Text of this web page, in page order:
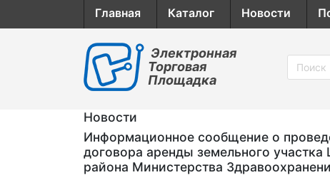
Главная Каталог Новости
Электронная
Торговая
Площадка
Новости
Информационное сообщение о
договора аренды земельного
района Министерства